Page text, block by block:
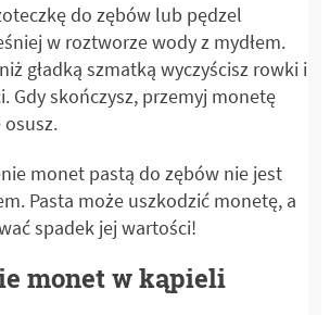
do zębów lub pędzel
w roztworze wody z mydłem.
gładką szmatką wyczyścisz rowki i
Gdy skończysz, przemyj monetę
monet pastą do zębów nie jest
Pasta może uszkodzić monetę, a
spadek jej wartości!
monet w kąpieli